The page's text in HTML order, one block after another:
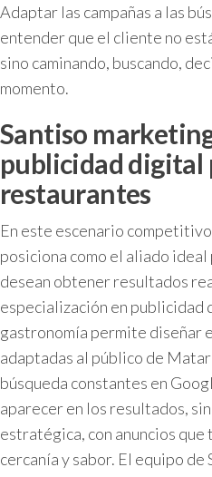
Adaptar las campañas a las
entender que el cliente no
sino caminando, buscando,
momento.
Santiso
publicidad digital
restaurantes
En este escenario
posiciona como el aliado
desean obtener resultados
especialización en
gastronomía permite diseñar
adaptadas al público de
búsqueda constantes en
aparecer en los resultados,
estratégica, con anuncios que
cercanía y sabor. El equipo